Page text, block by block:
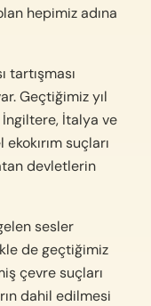
hepimiz adına
tartışması
Geçtiğimiz yıl
İngiltere, İtalya ve
suçları
devletlerin
sesler
de geçtiğimiz
çevre suçları
dahil edilmesi